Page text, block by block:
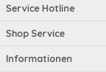
Service Hotline
Shop Service
Informationen